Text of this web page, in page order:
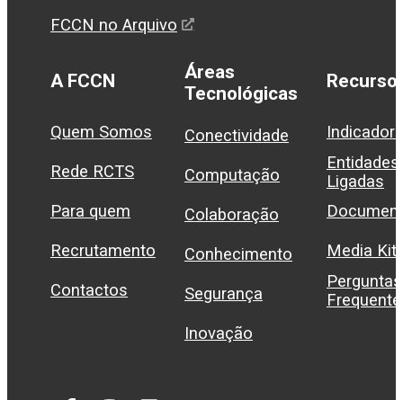
FCCN no Arquivo
A FCCN
Quem Somos
Rede RCTS
Para quem
Recrutamento
Contactos
Áreas
Tecnológicas
Conectividade
Computação
Colaboração
Conhecimento
Segurança
Inovação
Entidades
Ligadas
Media Kit
Perguntas